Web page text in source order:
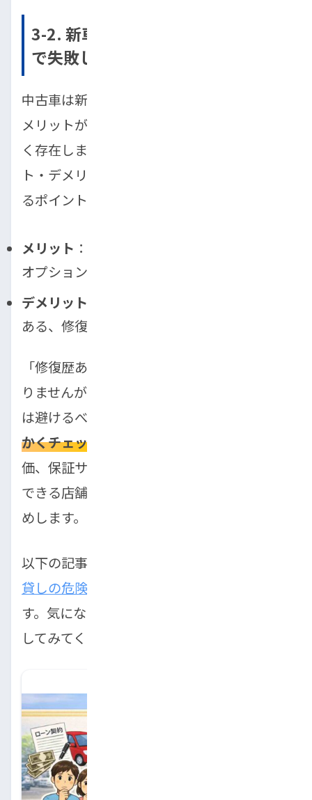
3-2. 新車よりお得！「中古車」購入
で失敗しないための全知識
中古車は新車より大幅にコストを抑えられる
メリットがありますが、購入時の注意点も多
く存在します。ここでは中古車購入のメリッ
ト・デメリットを徹底比較し、安心して選べ
るポイントを紹介します。
メリット ：価格が安い、減価償却が少ない、
オプション装備が充実している。
デメリット
ある、修復歴車のリスク。
「修復歴あり」の車は完全に避ける必要はあ
りませんが、フレーム修正歴など深刻なもの
は避けるべきです。購入時は、
かくチェック
価、保証サービスなどを十分に確認し、信頼
できる店舗での購入を検討することをおすす
めします。
以下の記事では、
貸しの危険性
す。気になる方はぜひこちらの記事も参考に
してみてください。